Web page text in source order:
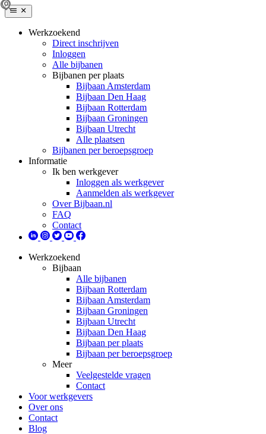
Werkzoekend
Direct inschrijven
Inloggen
Alle bijbanen
Bijbanen per plaats
Bijbaan Amsterdam
Bijbaan Den Haag
Bijbaan Rotterdam
Bijbaan Groningen
Bijbaan Utrecht
Alle plaatsen
Bijbanen per beroepsgroep
Informatie
Ik ben werkgever
Inloggen als werkgever
Aanmelden als werkgever
Over Bijbaan.nl
FAQ
Contact
Werkzoekend
Bijbaan
Alle bijbanen
Bijbaan Rotterdam
Bijbaan Amsterdam
Bijbaan Groningen
Bijbaan Utrecht
Bijbaan Den Haag
Bijbaan per plaats
Bijbaan per beroepsgroep
Meer
Veelgestelde vragen
Contact
Voor werkgevers
Over ons
Contact
Blog